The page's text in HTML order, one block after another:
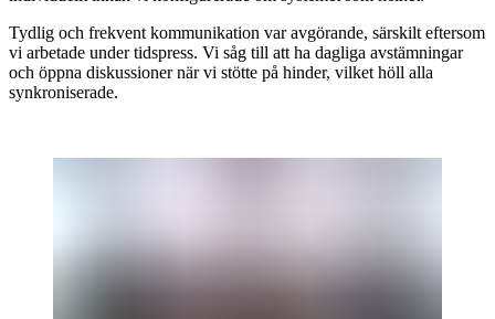
Tydlig och frekvent kommunikation var avgörande, särskilt eftersom
vi arbetade under tidspress. Vi såg till att ha dagliga avstämningar
och öppna diskussioner när vi stötte på hinder, vilket höll alla
synkroniserade.